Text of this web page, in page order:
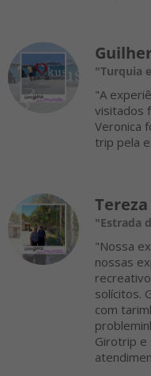
"Turquia
"A
visitados
Veronica
trip pela
"Estrada
"Nossa
nossas
solícitos.
com
Girotrip e